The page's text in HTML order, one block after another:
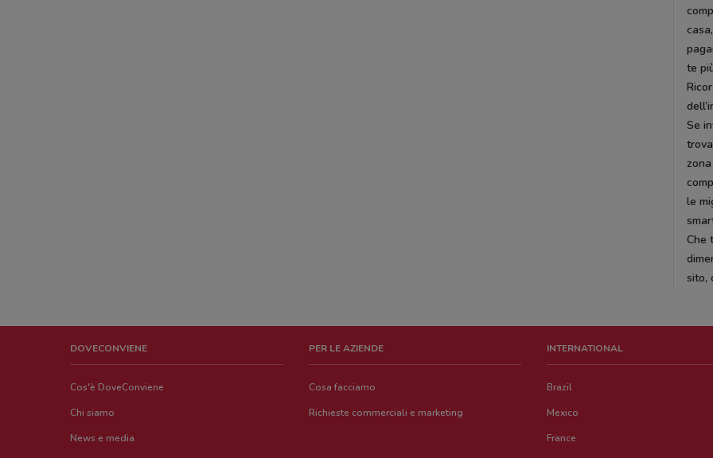
te
Se
zona
le
Che
sito,
DOVECONVIENE
Cos'è DoveConviene
Chi siamo
News e media
PER LE AZIENDE
Cosa facciamo
Richieste commerciali e marketing
INTERNATIONAL
Brazil
Mexico
France